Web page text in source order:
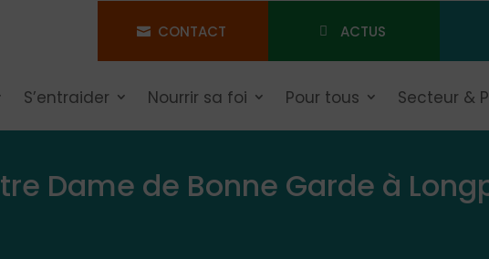
CONTACT ACTUS
S’entraider Nourrir sa foi Pour tous Secteur &
Dame de Bonne Garde à